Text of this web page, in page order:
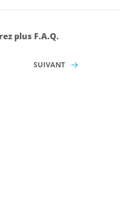
plus F.A.Q.
SUIVANT